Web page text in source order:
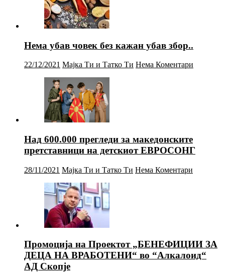
Нема убав човек без кажан убав збор..
22/12/2021 Мајка Ти и Татко Ти Нема Коментари
Над 600.000 прегледи за македонските
претставници на детскиот ЕВРОСОНГ
28/11/2021 Мајка Ти и Татко Ти Нема Коментари
Промоција на Проектот „БЕНЕФИЦИИ ЗА
ДЕЦА НА ВРАБОТЕНИ“ во “Алкалоид“
АД Скопје